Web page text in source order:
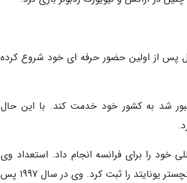
پس از اولین حضور حرفه ای خود شروع کرده
اوسر در سال 1983 انجام داد اما 12 ماه بعد مجبور شد به کشور خود خدمت کند. با این حال
اولین بازی بین المللی خود را برای فرانسه انجام داد. استعداد وی
باعث شد تا او به لیگ برتر انگلیس برود و کانتونا بازی های پیروز در لیدز و منچستر یونایتد را ثبت کرد. وی در سال 1997 پس